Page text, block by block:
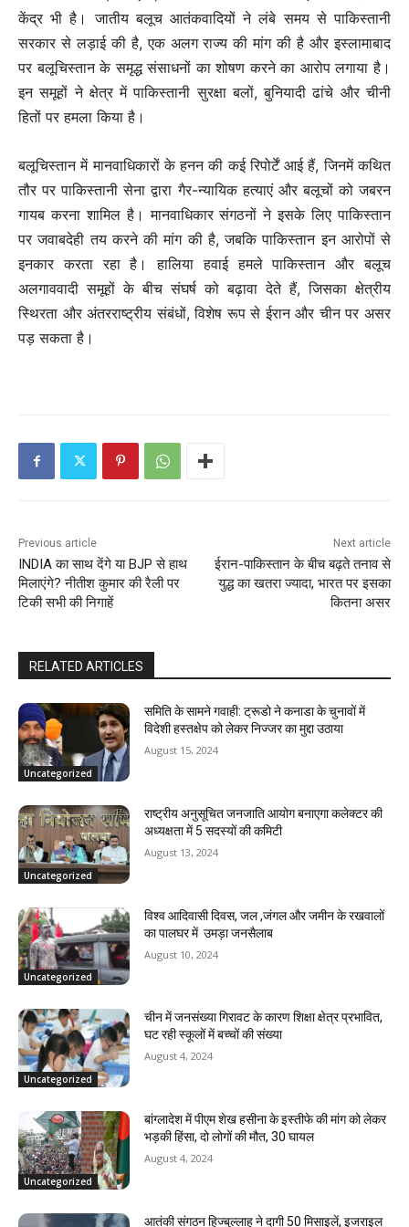
केंद्र भी है। जातीय बलूच आतंकवादियों ने लंबे समय से पाकिस्तानी
सरकार से लड़ाई की है, एक अलग राज्य की मांग की है और इस्लामाबाद
पर बलूचिस्तान के समृद्ध संसाधनों का शोषण करने का आरोप लगाया है।
इन समूहों ने क्षेत्र में पाकिस्तानी सुरक्षा बलों, बुनियादी ढांचे और चीनी
हितों पर हमला किया है।
बलूचिस्तान में मानवाधिकारों के हनन की कई रिपोर्टें आई हैं, जिनमें कथित
तौर पर पाकिस्तानी सेना द्वारा गैर-न्यायिक हत्याएं और बलूचों को जबरन
गायब करना शामिल है। मानवाधिकार संगठनों ने इसके लिए पाकिस्तान
पर जवाबदेही तय करने की मांग की है, जबकि पाकिस्तान इन आरोपों से
इनकार करता रहा है। हालिया हवाई हमले पाकिस्तान और बलूच
अलगाववादी समूहों के बीच संघर्ष को बढ़ावा देते हैं, जिसका क्षेत्रीय
स्थिरता और अंतरराष्ट्रीय संबंधों, विशेष रूप से ईरान और चीन पर असर
पड़ सकता है।
Previous article
INDIA का साथ देंगे या BJP से हाथ
मिलाएंगे? नीतीश कुमार की रैली पर
टिकी सभी की निगाहें
Next article
ईरान-पाकिस्तान के बीच बढ़ते तनाव से
युद्ध का खतरा ज्‍यादा, भारत पर इसका
कितना असर
RELATED ARTICLES
Uncategorized
समिति के सामने गवाही: ट्रूडो ने कनाडा के चुनावों में
विदेशी हस्तक्षेप को लेकर निज्जर का मुद्दा उठाया
August 15, 2024
Uncategorized
राष्ट्रीय अनुसूचित जनजाति आयोग बनाएगा कलेक्टर की
अध्यक्षता में 5 सदस्यों की कमिटी
August 13, 2024
Uncategorized
विश्व आदिवासी दिवस, जल ,जंगल और जमीन के रखवालों
का पालघर में उमड़ा जनसैलाब
August 10, 2024
Uncategorized
चीन में जनसंख्या गिरावट के कारण शिक्षा क्षेत्र प्रभावित,
घट रही स्कूलों में बच्चों की संख्या
August 4, 2024
Uncategorized
बांग्लादेश में पीएम शेख हसीना के इस्तीफे की मांग को लेकर
भड़की हिंसा, दो लोगों की मौत, 30 घायल
August 4, 2024
आतंकी संगठन हिज्बुल्लाह ने दागी 50 मिसाइलें, इजराइल